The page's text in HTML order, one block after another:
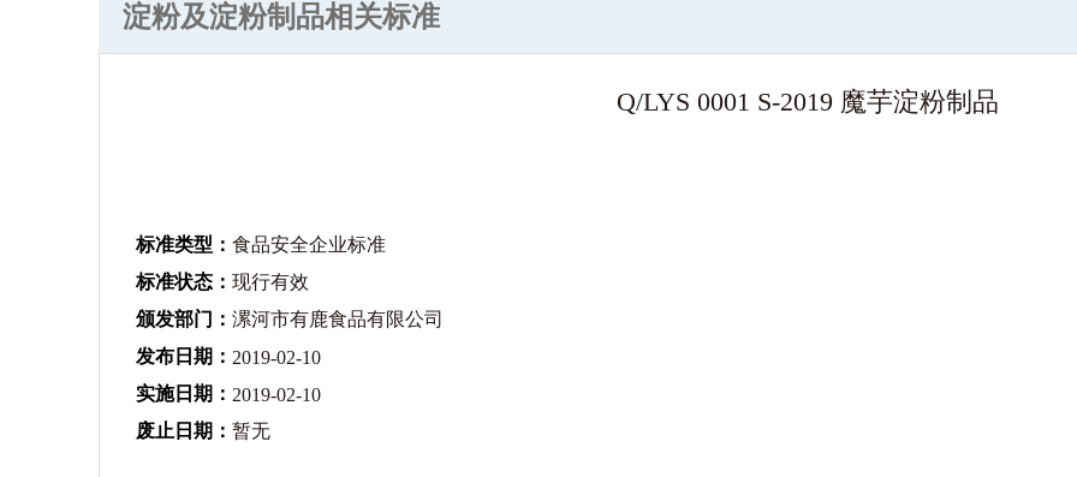
淀粉及淀粉制品相关标准
Q/LYS 0001 S-2019 魔芋淀粉制品
标准类型： 食品安全企业标准
标准状态： 现行有效
颁发部门： 漯河市有鹿食品有限公司
发布日期： 2019-02-10
实施日期： 2019-02-10
废止日期： 暂无